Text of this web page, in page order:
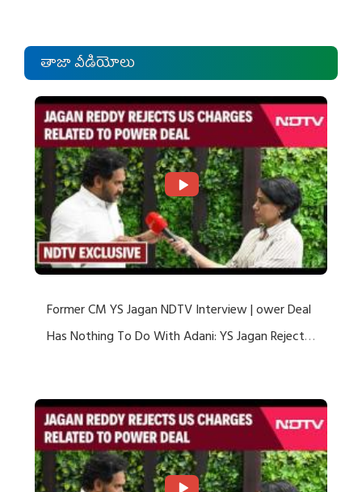
తాజా వీడియోలు
Former CM YS Jagan NDTV Interview | ower Deal
Has Nothing To Do With Adani: YS Jagan Rejects